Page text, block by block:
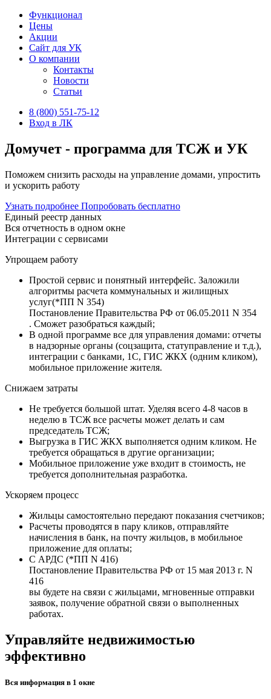
Функционал
Цены
Акции
Сайт для УК
О компании
Контакты
Новости
Статьи
8 (800) 551-75-12
Вход в ЛК
Домучет - программа для ТСЖ и УК
Поможем снизить расходы на управление домами, упростить
и ускорить работу
Узнать подробнее Попробовать бесплатно
Единый реестр данных
Вся отчетность в одном окне
Интеграции с сервисами
Упрощаем работу
Простой сервис и понятный интерфейс. Заложили
алгоритмы расчета коммунальных и жилищных
услуг(*ПП N 354)
Постановление Правительства РФ от 06.05.2011 N 354
. Сможет разобраться каждый;
В одной программе все для управления домами: отчеты
в надзорные органы (соцзащита, статуправление и т.д.),
интеграции с банками, 1С, ГИС ЖКХ (одним кликом),
мобильное приложение жителя.
Снижаем затраты
Не требуется большой штат. Уделяя всего 4-8 часов в
неделю в ТСЖ все расчеты может делать и сам
председатель ТСЖ;
Выгрузка в ГИС ЖКХ выполняется одним кликом. Не
требуется обращаться в другие организации;
Мобильное приложение уже входит в стоимость, не
требуется дополнительная разработка.
Ускоряем процесс
Жильцы самостоятельно передают показания счетчиков;
Расчеты проводятся в пару кликов, отправляйте
начисления в банк, на почту жильцов, в мобильное
приложение для оплаты;
С АРДС (*ПП N 416)
Постановление Правительства РФ от 15 мая 2013 г. N
416
вы будете на связи с жильцами, мгновенные отправки
заявок, получение обратной связи о выполненных
работах.
Управляйте недвижимостью
эффективно
Вся информация в 1 окне